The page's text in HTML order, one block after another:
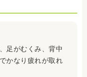
足がむくみ、背中
かなり疲れが取れ